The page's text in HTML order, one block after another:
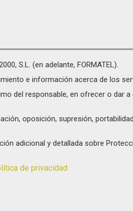
S.L. (en adelante, FORMATEL).
e información acerca de los
del responsable, en ofrecer o dar
oposición, supresión,
adicional y detallada sobre
de privacidad